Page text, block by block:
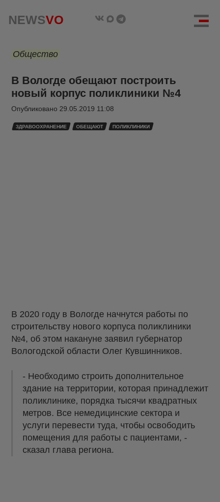
NEWSVO
Общество
В Вологде обещают построить
новый корпус поликлиники №4
Опубликовано 29.05.2019 11:08
ЗДРАВООХРАНЕНИЕ ОБЕЩАЮТ ПОЛИКЛИНИКИ
В 2020 году в Вологде начнутся работы по
строительству нового корпуса поликлиники
№4, об этом накануне заявил губернатор
Вологодской области Олег Кувшинников.
- Необходимо строить дополнительное
здание на территории, которая принадлежит
поликлинике, порядка тысячи квадратных
метров. Все немедицинские сектора и
услуги перевести туда, чтобы освободить
помещения для работы с пациентами, -
сказал глава региона.